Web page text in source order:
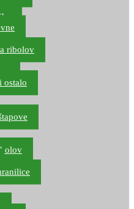
ribolov
ostalo